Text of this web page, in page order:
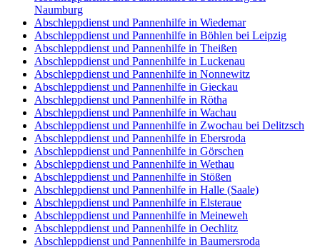
Naumburg
Abschleppdienst und Pannenhilfe in Wiedemar
Abschleppdienst und Pannenhilfe in Böhlen bei Leipzig
Abschleppdienst und Pannenhilfe in Theißen
Abschleppdienst und Pannenhilfe in Luckenau
Abschleppdienst und Pannenhilfe in Nonnewitz
Abschleppdienst und Pannenhilfe in Gieckau
Abschleppdienst und Pannenhilfe in Rötha
Abschleppdienst und Pannenhilfe in Wachau
Abschleppdienst und Pannenhilfe in Zwochau bei Delitzsch
Abschleppdienst und Pannenhilfe in Ebersroda
Abschleppdienst und Pannenhilfe in Görschen
Abschleppdienst und Pannenhilfe in Wethau
Abschleppdienst und Pannenhilfe in Stößen
Abschleppdienst und Pannenhilfe in Halle (Saale)
Abschleppdienst und Pannenhilfe in Elsteraue
Abschleppdienst und Pannenhilfe in Meineweh
Abschleppdienst und Pannenhilfe in Oechlitz
Abschleppdienst und Pannenhilfe in Baumersroda